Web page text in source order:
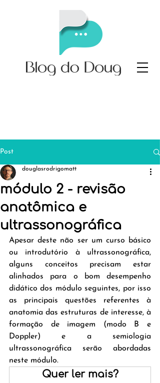
Post
módulo 2 - revisão
anatômica e
ultrassonográfica
douglasrodrigomatt
Apesar deste não ser um curso básico
ou introdutório à ultrassonográfica,
alguns conceitos precisam estar
alinhados para o bom desempenho
didático dos módulo seguintes, por isso
as principais questões referentes à
anatomia das estruturas de interesse, à
formação de imagem (modo B e
Doppler) e a semiologia
ultrassonográfica serão abordadas
neste módulo.
Quer ler mais?